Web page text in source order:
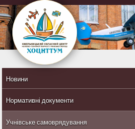
Новини
Нормативні документи
Учнівське самоврядування